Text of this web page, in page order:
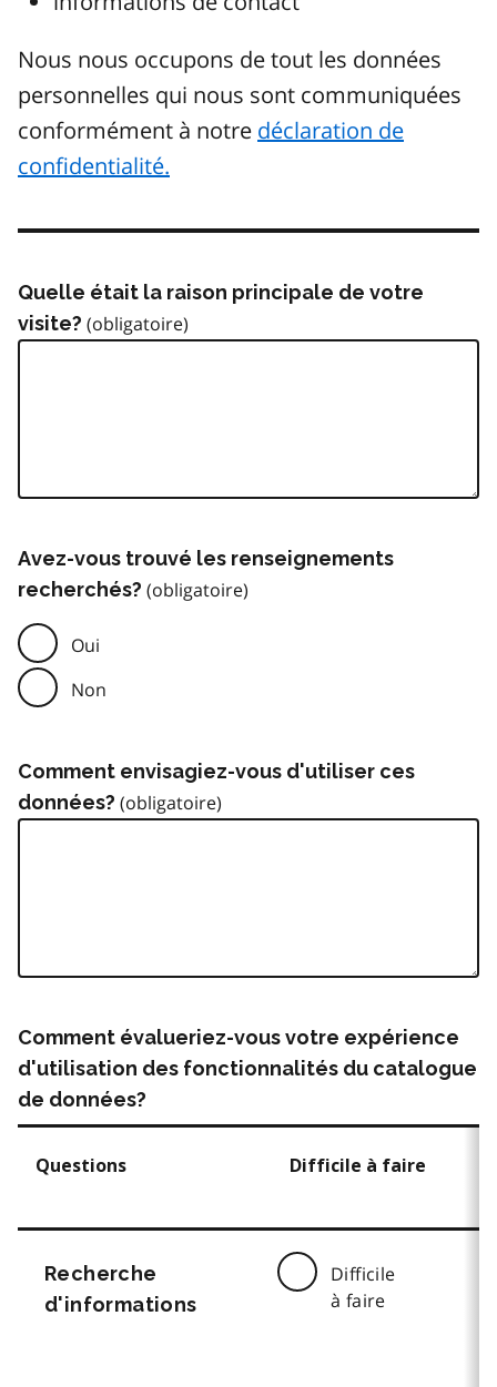
Nous nous occupons de tout les données
personnelles qui nous sont communiquées
conformément à notre déclaration de
confidentialité.
Quelle était la raison principale de votre
visite?
Avez-vous trouvé les renseignements
recherchés?
Oui
Non
Comment envisagiez-vous d'utiliser ces
données?
Comment évalueriez-vous votre expérience
d'utilisation des fonctionnalités du catalogue
de données?
Questions Difficile à faire
Recherche
d'informations
Difficile
à faire